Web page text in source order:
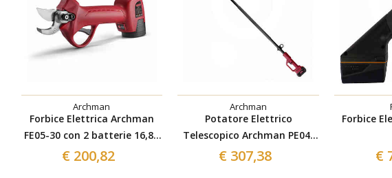
Archman
Forbice Elettrica Archman
FE05-30 con 2 batterie 16,8V
- 2,6Ah
€ 200,82
Archman
Potatore Elettrico
Telescopico Archman PE04-
AT - 2 batterie 21V-4Ah
€ 307,38
Forbice
€